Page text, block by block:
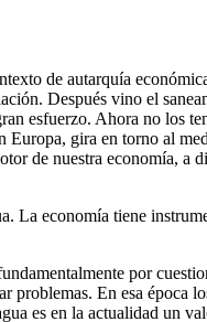
de autarquía
Después vino el
esfuerzo. Ahora no los
Europa, gira en torno al
de nuestra economía, a
La economía tiene
por
En esa época
es en la actualidad un